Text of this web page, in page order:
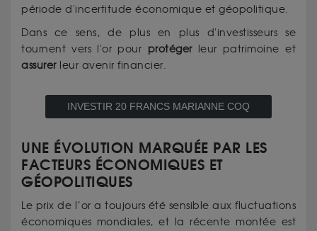
période d'incertitude économique et géopolitique.
Dans ce sens, de plus en plus d'investisseurs se
tournent vers l'or pour protégerleur patrimoine et
assurerleur avenir financier.
INVESTIR 20 FRANCS MARIANNE COQ
UNE ÉVOLUTION MARQUÉE PAR LES
FACTEURS ÉCONOMIQUES ET
GÉOPOLITIQUES
Le prix de l’or a toujours été sensible aux fluctuations
économiques mondiales, et la récente montée est